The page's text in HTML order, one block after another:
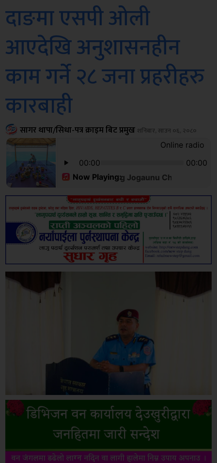
दाङमा एसपी ओली
आएदेखि अनुशासनहीन
काम गर्ने २८ जना प्रहरीहरु
कारबाही
सागर थापा/सिधा-पत्र क्राइम बिट प्रमुख शनिबार, साउन ०६, २०८०